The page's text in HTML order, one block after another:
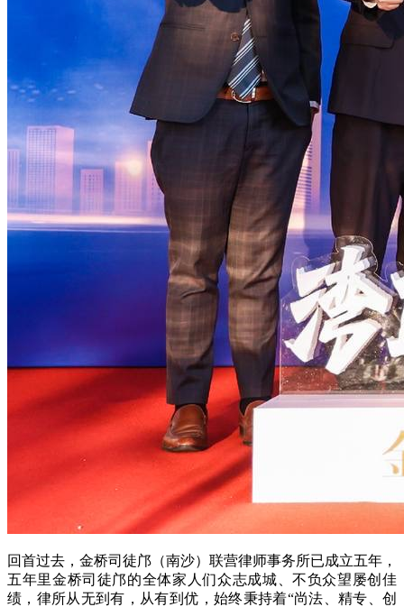
回首过去，金桥司徒邝（南沙）联营律师事务所已成立五年，
五年里金桥司徒邝的全体家人们众志成城、不负众望屡创佳
绩，律所从无到有，从有到优，始终秉持着“尚法、精专、创